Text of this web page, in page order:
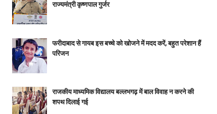
राज्यमंत्री कृष्णपाल गुर्जर
फरीदाबाद से गायब इस बच्चे को खोजने में मदद करें, बहुत परेशान हैं
परिजन
राजकीय माध्यमिक विद्यालय बल्लभगढ़ में बाल विवाह न करने की
शपथ दिलाई गई